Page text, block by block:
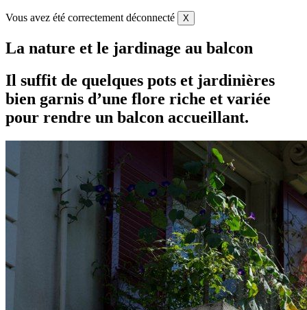
Vous avez été correctement déconnecté X
La nature et le jardinage au balcon
Il suffit de quelques pots et jardinières
bien garnis d’une flore riche et variée
pour rendre un balcon accueillant.